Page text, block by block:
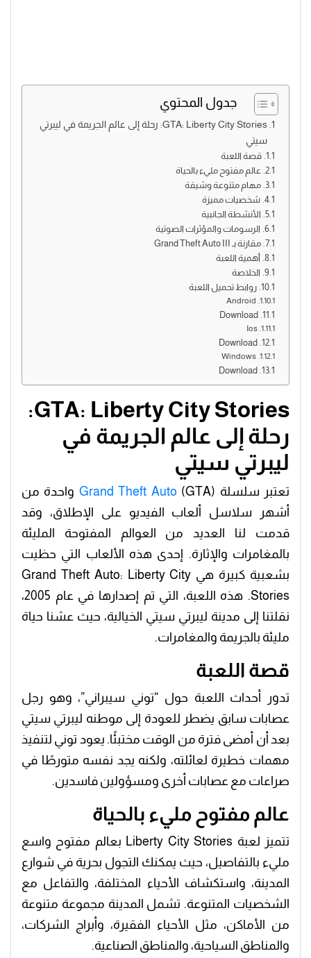
جدول المحتوي
GTA: Liberty City Stories: رحلة إلى عالم الجريمة في ليبرتي
سيتي
قصة اللعبة
عالم مفتوح مليء بالحياة
مهام متنوعة وشيقة
شخصيات مميزة
الأنشطة الجانبية
الرسومات والمؤثرات الصوتية
مقارنة بـ Grand Theft Auto III
أهمية اللعبة
الخلاصة
روابط تحميل اللعبة
Android
Download
Ios
Download
Windows
Download
GTA: Liberty City Stories:
رحلة إلى عالم الجريمة في
ليبرتي سيتي
تعتبر سلسلة Grand Theft Auto (GTA) واحدة من
أشهر سلاسل ألعاب الفيديو على الإطلاق، وقد
قدمت لنا العديد من العوالم المفتوحة المليئة
بالمغامرات والإثارة. إحدى هذه الألعاب التي حظيت
بشعبية كبيرة هي Grand Theft Auto: Liberty City
Stories. هذه اللعبة، التي تم إصدارها في عام 2005،
نقلتنا إلى مدينة ليبرتي سيتي الخيالية، حيث عشنا حياة
مليئة بالجريمة والمغامرات.
قصة اللعبة
تدور أحداث اللعبة حول “توني سيبراني”، وهو رجل
عصابات سابق يضطر للعودة إلى موطنه ليبرتي سيتي
بعد أن أمضى فترة من الوقت مختبئًا. يعود توني لتنفيذ
مهمات خطيرة لعائلته، ولكنه يجد نفسه متورطًا في
صراعات مع عصابات أخرى ومسؤولين فاسدين.
عالم مفتوح مليء بالحياة
تتميز لعبة Liberty City Stories بعالم مفتوح واسع
مليء بالتفاصيل، حيث يمكنك التجول بحرية في شوارع
المدينة، واستكشاف الأحياء المختلفة، والتفاعل مع
الشخصيات المتنوعة. تشمل المدينة مجموعة متنوعة
من الأماكن، مثل الأحياء الفقيرة، وأبراج الشركات،
والمناطق السياحية، والمناطق الصناعية.